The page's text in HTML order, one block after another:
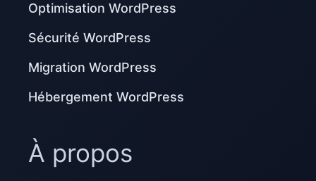
Optimisation WordPress
Sécurité WordPress
Migration WordPress
Hébergement WordPress
À propos